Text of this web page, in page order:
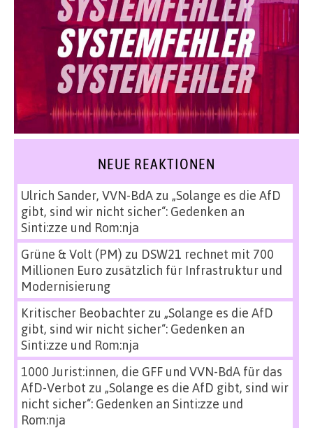
NEUE REAKTIONEN
Ulrich Sander, VVN-BdAzu „Solange es die AfD
gibt, sind wir nicht sicher“: Gedenken an
Sinti:zze und Rom:nja
Grüne & Volt (PM) zu DSW21 rechnet mit 700
Millionen Euro zusätzlich für Infrastruktur und
Modernisierung
Kritischer Beobachterzu „Solange es die AfD
gibt, sind wir nicht sicher“: Gedenken an
Sinti:zze und Rom:nja
1000 Jurist:innen, die GFF und VVN-BdA für das
AfD-Verbot zu „Solange es die AfD gibt, sind wir
nicht sicher“: Gedenken an Sinti:zze und
Rom:nja